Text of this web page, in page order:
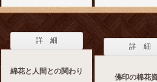
詳 細
綿花と人間との関わり
詳 細
佛印の棉花